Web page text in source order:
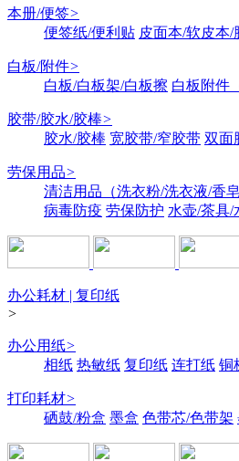
本册/便签>
便签纸/便利贴 皮面本/软皮本/
白板/附件>
白板/白板架/白板擦 白板附件
胶带/胶水/胶棒>
胶水/胶棒 宽胶带/窄胶带 双面
劳保用品>
清洁用品（洗衣粉/洗衣液/香
病毒防疫 劳保防护 水壶/茶具/
办公耗材 | 复印纸
>
办公用纸>
相纸 热敏纸 复印纸 连打纸 铜
打印耗材>
硒鼓/粉盒 墨盒 色带芯/色带架